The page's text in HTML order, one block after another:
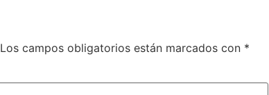
Los campos obligatorios están marcados con *